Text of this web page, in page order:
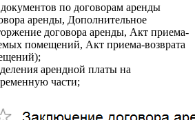
по договорам аренды
аренды, Дополнительное
договора аренды, Акт приема-
помещений, Акт приема-возврата
арендной платы на
части;